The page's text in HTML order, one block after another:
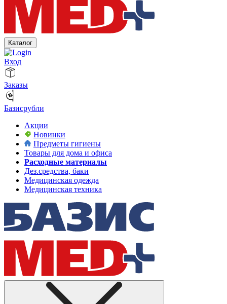
Каталог
Вход
Заказы
Базисрубли
Акции
Новинки
Предметы гигиены
Товары для дома и офиса
Расходные материалы
Дез.средства, баки
Медицинская одежда
Медицинская техника